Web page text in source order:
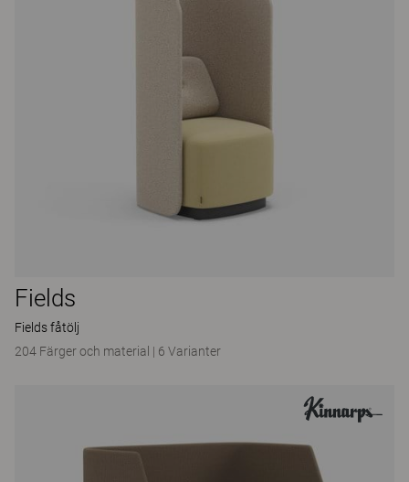
Fields
Fields fåtölj
204 Färger och material | 6 Varianter